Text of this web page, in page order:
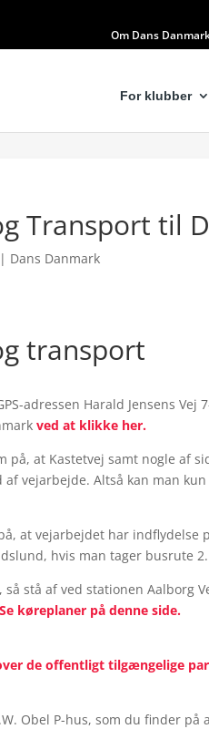
Om Dans
For klubber
Transport til
| Dans Danmark
transport
adressen Harald Jensens Vej
ved at klikke her.
at Kastetvej samt nogle af
af vejarbejde. Altså kan man
at vejarbejdet har indflydelse
hvis man tager busrute 2.
så stå af ved stationen Aalborg
Se køreplaner på denne side.
de offentligt tilgængelige
Obel P-hus, som du finder på